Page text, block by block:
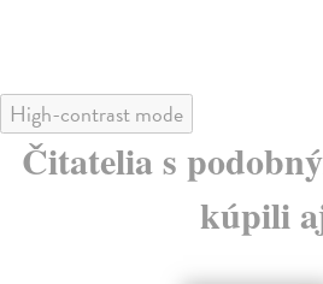
High-contrast mode
Čitatelia s
kúpili